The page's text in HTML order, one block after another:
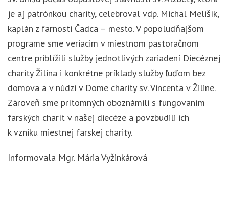
je aj patrónkou charity, celebroval vdp. Michal Melišík,
kaplán z farnosti Čadca – mesto.V popoludňajšom
programe sme veriacim v miestnom pastoračnom
centre priblížili služby jednotlivých zariadení Diecéznej
charity Žilina i konkrétne príklady služby ľuďom bez
domova a v núdzi v Dome charity sv. Vincenta v Žiline.
Zároveň sme prítomných oboznámili s fungovaním
farských charít v našej diecéze a povzbudili ich
k vzniku miestnej farskej charity.
Informovala Mgr. Mária Vyžinkárová